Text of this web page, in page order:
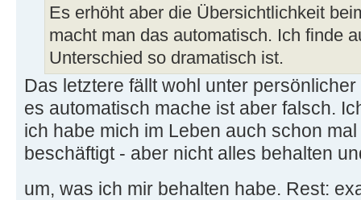
Es erhöht aber die Übersichtlichkeit
macht man das automatisch. Ich finde
Unterschied so dramatisch ist.
Das letztere fällt wohl unter
es automatisch mache ist aber falsch.
ich habe mich im Leben auch schon
beschäftigt - aber nicht alles behalten
um, was ich mir behalten habe. Rest: